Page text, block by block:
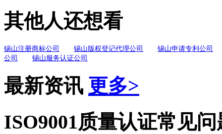
其他人还想看
锡山注册商标公司 锡山版权登记代理公司
锡山申请专利公司
公司
锡山服务认证公司
最新资讯 更多>
ISO9001质量认证常见